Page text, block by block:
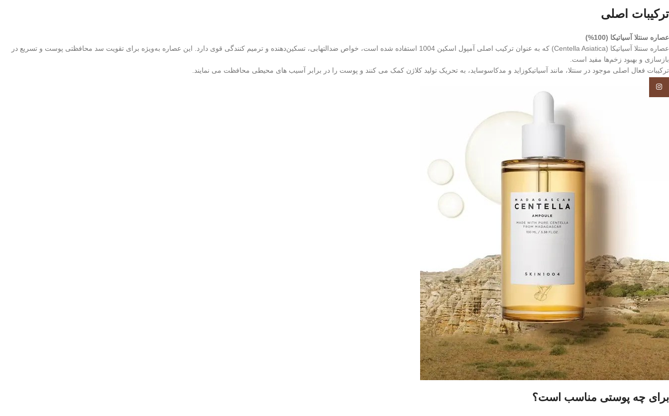
ترکیبات اصلی
عصاره سنتلا آسیاتیکا (100%)
عصاره سنتلا آسیاتیکا (Centella Asiatica) که به‌ عنوان ترکیب اصلی آمپول اسکین 1004 استفاده شده است، خواص ضدالتهابی، تسکین‌دهنده و ترمیم‌ کنندگی قوی دارد. این عصاره به‌ویژه برای تقویت سد محافظتی پوست و تسریع در
بازسازی و بهبود زخم‌ها مفید است.
ترکیبات فعال اصلی موجود در سنتلا، مانند آسیاتیکوزاید و مدکاسوساید، به تحریک تولید کلاژن کمک می‌ کنند و پوست را در برابر آسیب‌ های محیطی محافظت می‌ نمایند.
برای چه پوستی مناسب است؟